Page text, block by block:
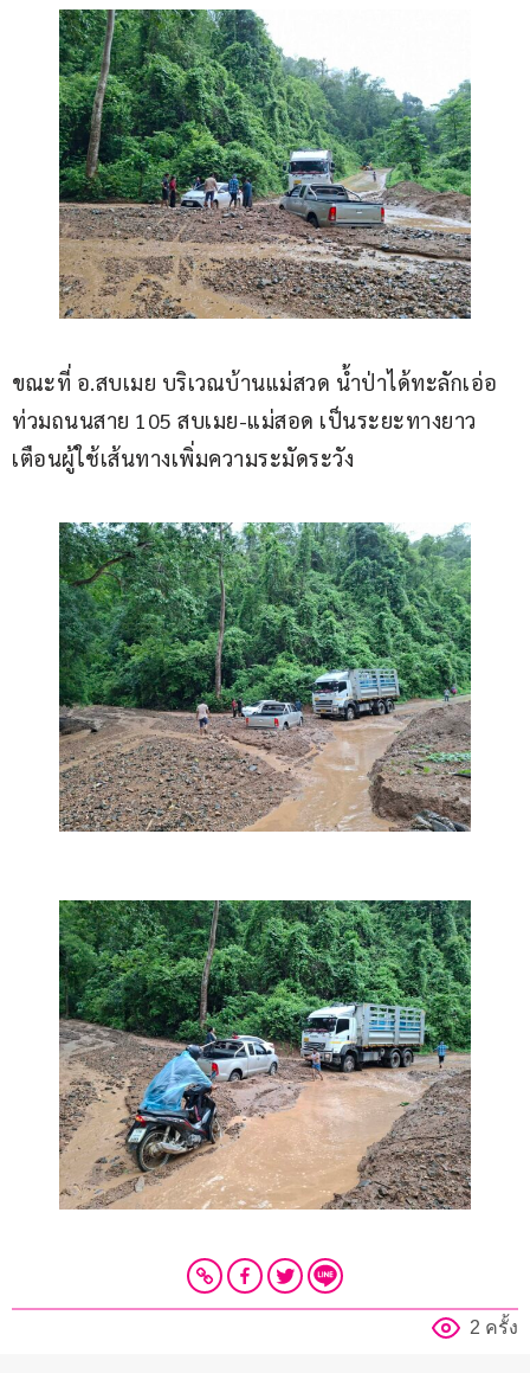
ขณะที่ อ.สบเมย บริเวณบ้านแม่สวด น้ำป่าได้ทะลักเอ่อ
ท่วมถนนสาย 105 สบเมย-แม่สอด เป็นระยะทางยาว
เตือนผู้ใช้เส้นทางเพิ่มความระมัดระวัง
2 ครั้ง